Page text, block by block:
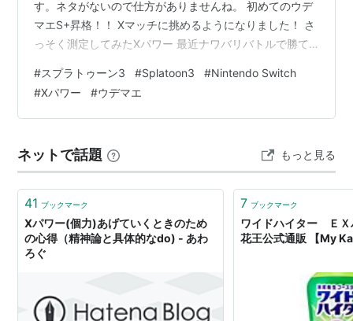
す。ネタがないので仕方がありませんね。 初めてのウデ
マエS+昇格！！ Xマッチに挑めるようになりました！ さ
っそく測定してみたXパワー 最近ナワバリバトルで勝て
エS+昇格！！ 先日、ついにウデマエを「S+」にするこ
とができました！ 「S」までの勝率は良かったのでスム
ーズに上がれたのですか、「S」→「S+」までの勝率は
た。 ウデマエは「S+50」まで上げることができるみた
いですが、特にメリッ…
#スプラトゥーン3 #Splatoon3 #Nintendo Switch
#Xパワー #ウデマエ
ネットで話題 もっと見る
41 ブックマーク
Xパワー(個力)あげていくときのため
の心得（精神論と具体的なdo) - あわ
ろぐ
7 ブックマーク
ワイドハイター Ｅ
花王公式通販 【My